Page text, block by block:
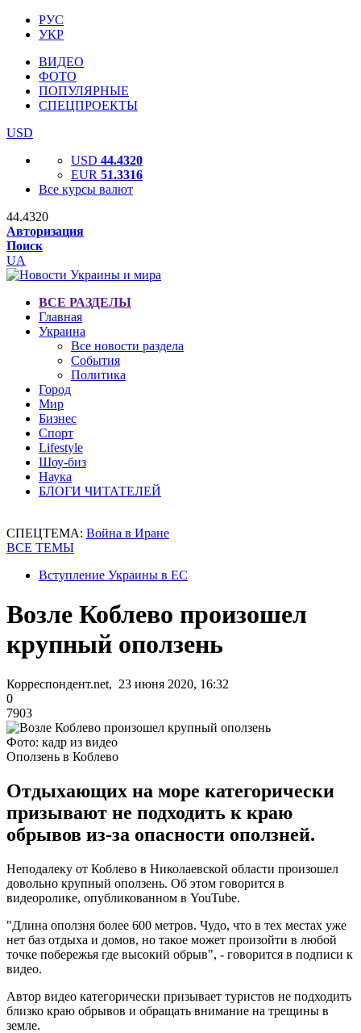
РУС
УКР
ВИДЕО
ФОТО
ПОПУЛЯРНЫЕ
СПЕЦПРОЕКТЫ
USD
USD 44.4320
EUR 51.3316
Все курсы валют
44.4320
Авторизация
Поиск
UA
ВСЕ РАЗДЕЛЫ
Главная
Украина
Все новости раздела
События
Политика
Город
Мир
Бизнес
Спорт
Lifestyle
Шоу-биз
Наука
БЛОГИ ЧИТАТЕЛЕЙ
СПЕЦТЕМА: Война в Иране
ВСЕ ТЕМЫ
Вступление Украины в ЕС
Возле Коблево произошел
крупный оползень
Корреспондент.net, 23 июня 2020, 16:32
0
7903
Фото: кадр из видео
Оползень в Коблево
Отдыхающих на море категорически
призывают не подходить к краю
обрывов из-за опасности оползней.
Неподалеку от Коблево в Николаевской области произошел
довольно крупный оползень. Об этом говорится в
видеоролике, опубликованном в YouTube.
"Длина оползня более 600 метров. Чудо, что в тех местах уже
нет баз отдыха и домов, но такое может произойти в любой
точке побережья где высокий обрыв", - говорится в подписи к
видео.
Автор видео категорически призывает туристов не подходить
близко краю обрывов и обращать внимание на трещины в
земле.